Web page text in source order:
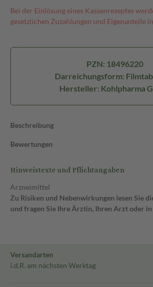
Bei der Einlösung eines Kassenrezeptes
gesetzlichen Zuzahlungen und Eigenanteile
PZN: 18496220
Darreichungsform:
Hersteller: Kohlpharma
Beschreibung
Bewertungen
Hinweistexte und Pflichtangaben
Arzneimittel
Zu Risiken und Nebenwirkungen lesen Sie
und fragen Sie Ihre Ärztin, Ihren Arzt oder
Versandarten
i.d.R. am nächsten Werktag